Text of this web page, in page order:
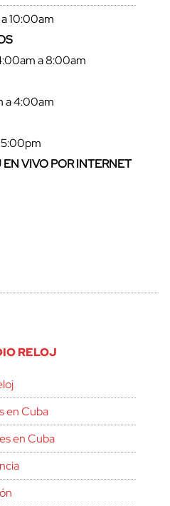
10:00am
a 8:00am
a 4:00am
5:00pm
VIVO POR INTERNET
RELOJ
en Cuba
en Cuba